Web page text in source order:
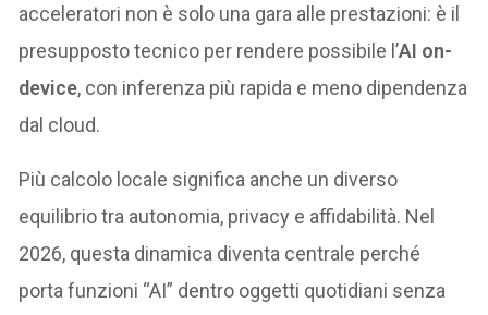
acceleratori non è solo una gara alle prestazioni: è il
presupposto tecnico per rendere possibile l’AI on-
device, con inferenza più rapida e meno dipendenza
dal cloud.
Più calcolo locale significa anche un diverso
equilibrio tra autonomia, privacy e affidabilità. Nel
2026, questa dinamica diventa centrale perché
porta funzioni “AI” dentro oggetti quotidiani senza